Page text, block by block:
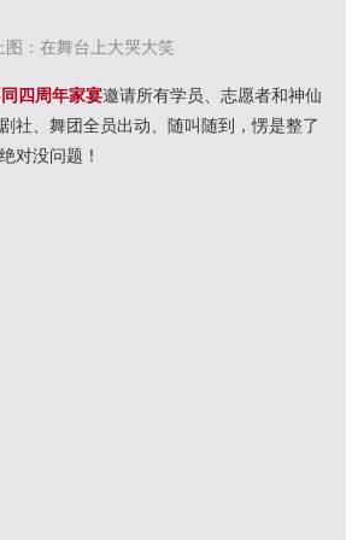
图：在舞台上大哭大笑
四周年家宴邀请所有学员、志愿者和神仙
社、舞团全员出动、随叫随到，愣是整了
对没问题！